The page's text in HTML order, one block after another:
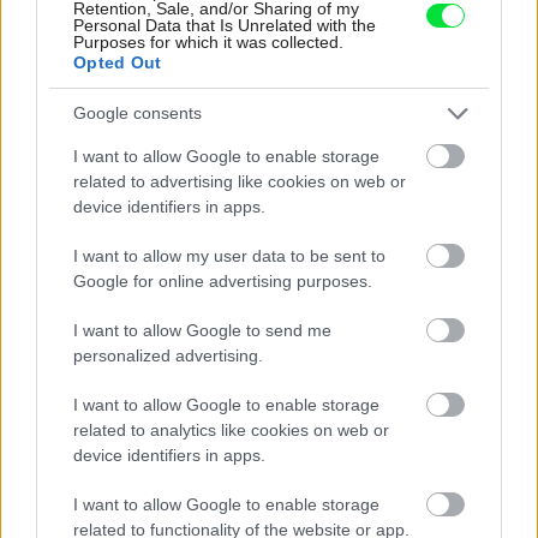
Retention, Sale, and/or Sharing of my
Personal Data that Is Unrelated with the
Purposes for which it was collected.
Opted Out
Google consents
I want to allow Google to enable storage
related to advertising like cookies on web or
device identifiers in apps.
I want to allow my user data to be sent to
Google for online advertising purposes.
I want to allow Google to send me
personalized advertising.
I want to allow Google to enable storage
related to analytics like cookies on web or
device identifiers in apps.
I want to allow Google to enable storage
related to functionality of the website or app.
kuchyňa,kameň,biela
Najnovšie príspevky